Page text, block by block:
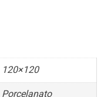
120×120
Porcelanato